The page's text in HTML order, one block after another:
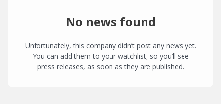
No news found
Unfortunately, this company didn’t post any news yet.
You can add them to your watchlist, so you’ll see
press releases, as soon as they are published.